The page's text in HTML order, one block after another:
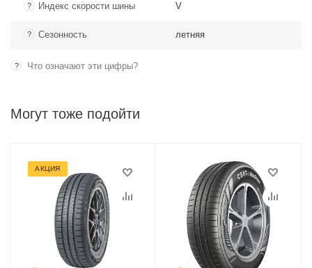
? Индекс скорости шины V
? Сезонность летняя
? Что означают эти цифры?
Могут тоже подойти
АКЦИЯ